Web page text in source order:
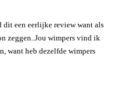
dit een eerlijke review want als
zeggen..Jou wimpers vind ik
want heb dezelfde wimpers